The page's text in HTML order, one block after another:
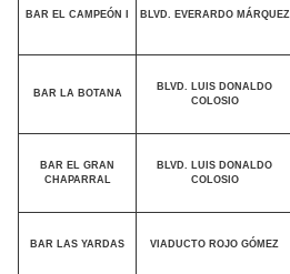
BAR EL CAMPEÓN I BLVD. EVERARDO MÁRQUEZ
BAR LA BOTANA
BLVD. LUIS DONALDO
COLOSIO
BAR EL GRAN
CHAPARRAL
BLVD. LUIS DONALDO
COLOSIO
BAR LAS YARDAS VIADUCTO ROJO GÓMEZ